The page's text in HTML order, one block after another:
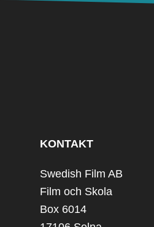
KONTAKT
Swedish Film AB
Film och Skola
Box 6014